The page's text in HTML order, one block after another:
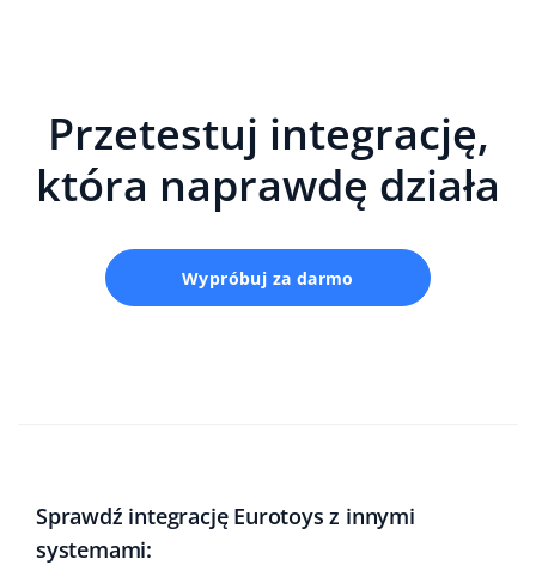
Przetestuj integrację,
która naprawdę działa
Wypróbuj za darmo
Sprawdź integrację Eurotoys z innymi
systemami: